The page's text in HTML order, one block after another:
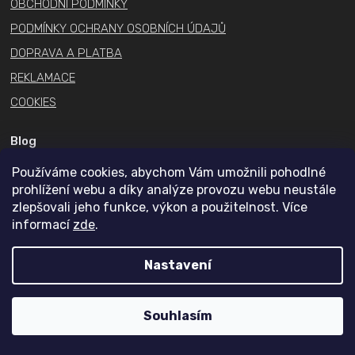
Používáme cookies, abychom Vám umožnili pohodlné
prohlížení webu a díky analýze provozu webu neustále
zlepšovali jeho funkce, výkon a použitelnost. Více
informací zde.
Nastavení
Souhlasím
ý
OBCHODNÍ PODMÍNKY
PODMÍNKY OCHRANY OSOBNÍCH ÚDAJŮ
DOPRAVA A PLATBA
REKLAMACE
COOKIES
Blog
Dávkování kreatinu
Co je to pre workout?
Aminokyseliny BCAA
Může se proteinový prášek zkazit?
Jaký protein na noc?